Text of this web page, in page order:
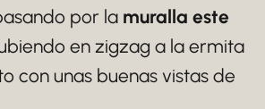
por la muralla este
en zigzag a la ermita
con unas buenas vistas de